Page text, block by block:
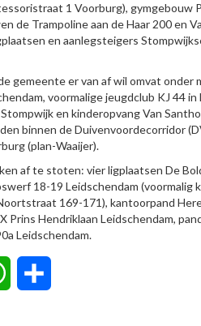
1 Voorburg), gymgebouw
de Trampoline aan de Haar 200 en
en aanlegsteigers
gemeente er van af wil omvat onder
voormalige jeugdclub KJ 44
en kinderopvang Van
binnen de Duivenvoordecorridor
(plan-Waaijer).
af te stoten: vier ligplaatsen De
18-19 Leidschendam (voormalig
169-171), kantoorpand
Hendriklaan Leidschendam,
Leidschendam.
WhatsApp